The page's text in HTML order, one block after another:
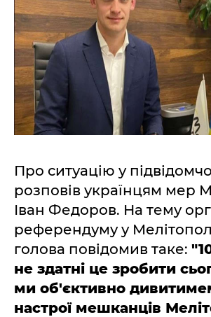
Про ситуацію у
розповів українцям мер
Іван Федоров. На тему
референдуму у
голова повідомив таке:
не здатні це зробити
ми об'єктивно
настрої мешканців